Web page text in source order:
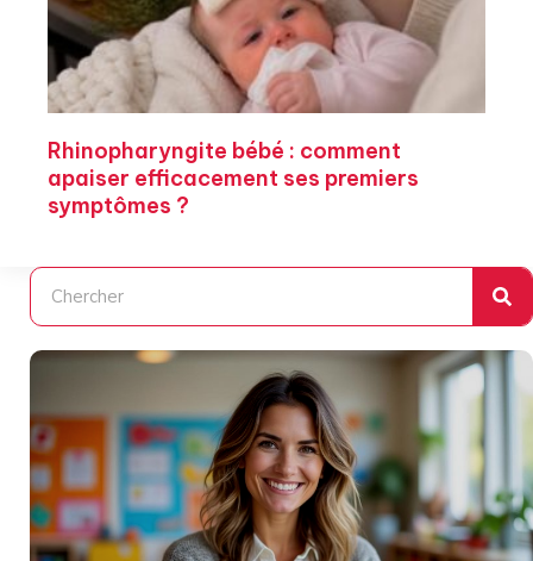
Rhinopharyngite bébé : comment
apaiser efficacement ses premiers
symptômes ?
Rechercher